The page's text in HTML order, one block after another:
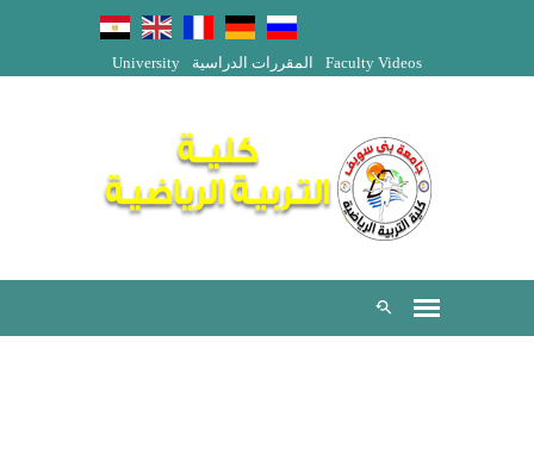
University المقررات الدراسية Faculty Videos